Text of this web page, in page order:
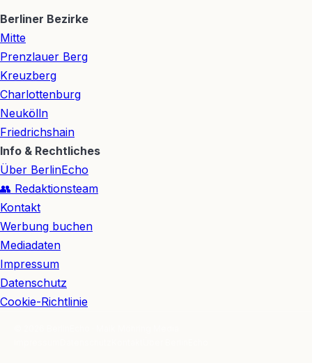
Berliner Bezirke
Mitte
Prenzlauer Berg
Kreuzberg
Charlottenburg
Neukölln
Friedrichshain
Info & Rechtliches
Über BerlinEcho
👥 Redaktionsteam
Kontakt
Werbung buchen
Mediadaten
Impressum
Datenschutz
Cookie-Richtlinie